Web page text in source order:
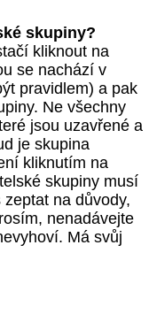
skupiny?
kliknout na
se nachází v
pravidlem) a pak
Ne všechny
jsou uzavřené a
je skupina
kliknutím na
skupiny musí
na důvody,
nenadávejte
Má svůj